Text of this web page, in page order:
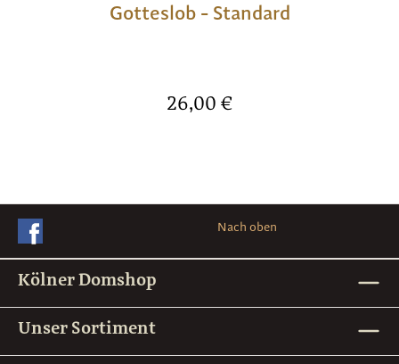
Gotteslob - Standard
Regulärer Preis:
26,00 €
Nach oben
Kölner Domshop
Unser Sortiment